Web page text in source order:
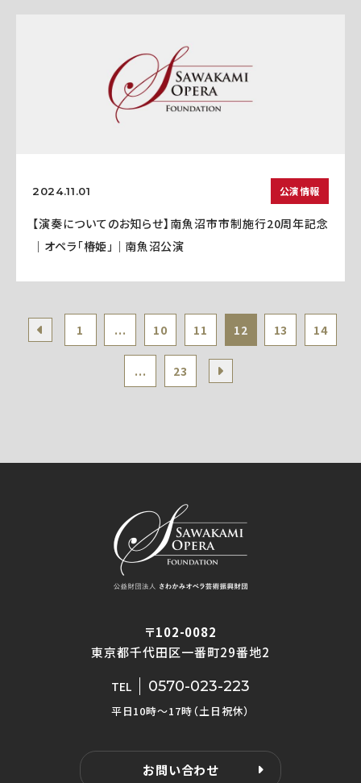
2024.11.01 公演情報
【演奏についてのお知らせ】南魚沼市市制施行20周年記念
｜オペラ「椿姫」｜南魚沼公演
1 ... 10 11 12 13 14
... 23
〒102-0082
東京都千代田区一番町29番地2
TEL 0570-023-223
平日10時〜17時（土日祝休）
お問い合わせ